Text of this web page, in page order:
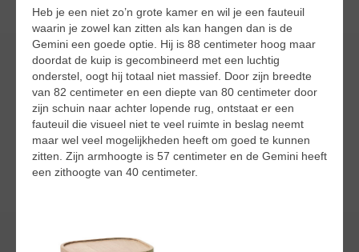
Heb je een niet zo’n grote kamer en wil je een fauteuil
waarin je zowel kan zitten als kan hangen dan is de
Gemini een goede optie. Hij is 88 centimeter hoog maar
doordat de kuip is gecombineerd met een luchtig
onderstel, oogt hij totaal niet massief. Door zijn breedte
van 82 centimeter en een diepte van 80 centimeter door
zijn schuin naar achter lopende rug, ontstaat er een
fauteuil die visueel niet te veel ruimte in beslag neemt
maar wel veel mogelijkheden heeft om goed te kunnen
zitten. Zijn armhoogte is 57 centimeter en de Gemini heeft
een zithoogte van 40 centimeter.